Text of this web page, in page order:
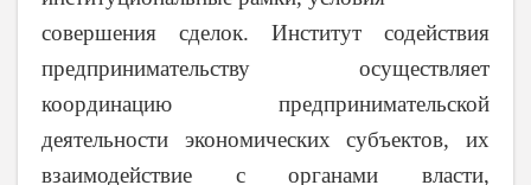
совершения сделок. Институт содействия
предпринимательству осуществляет
координацию предпринимательской
деятельности экономических субъектов, их
взаимодействие с органами власти,